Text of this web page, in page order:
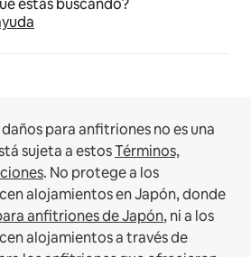
estás buscando?
para anfitriones no es una
sujeta a estosTérminos,
. No protege a los
alojamientos en Japón, donde
anfitriones de Japón, ni a los
alojamientos a través de